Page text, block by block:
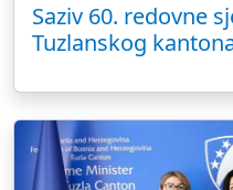
Saziv 60. redovne
Tuzlanskog